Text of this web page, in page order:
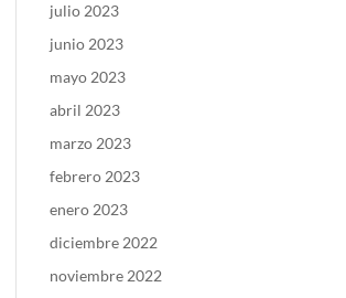
julio 2023
junio 2023
mayo 2023
abril 2023
marzo 2023
febrero 2023
enero 2023
diciembre 2022
noviembre 2022